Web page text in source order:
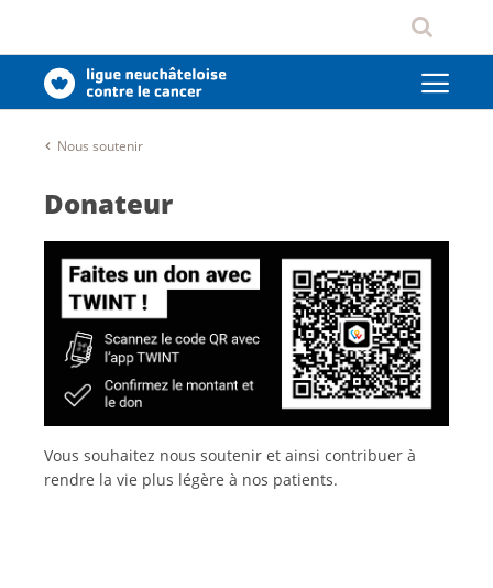
Nous soutenir
Donateur
Vous souhaitez nous soutenir et ainsi contribuer à
rendre la vie plus légère à nos patients.